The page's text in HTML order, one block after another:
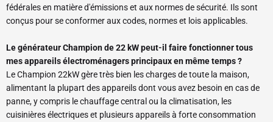
fédérales en matière d'émissions et aux normes de sécurité. Ils sont
conçus pour se conformer aux codes, normes et lois applicables.
Le générateur Champion de 22 kW peut-il faire fonctionner tous
mes appareils électroménagers principaux en même temps ?
Le Champion 22kW gère très bien les charges de toute la maison,
alimentant la plupart des appareils dont vous avez besoin en cas de
panne, y compris le chauffage central ou la climatisation, les
cuisinières électriques et plusieurs appareils à forte consommation